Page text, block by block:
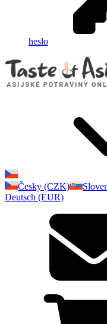
heslo
Česky (CZK)
Deutsch (EUR)